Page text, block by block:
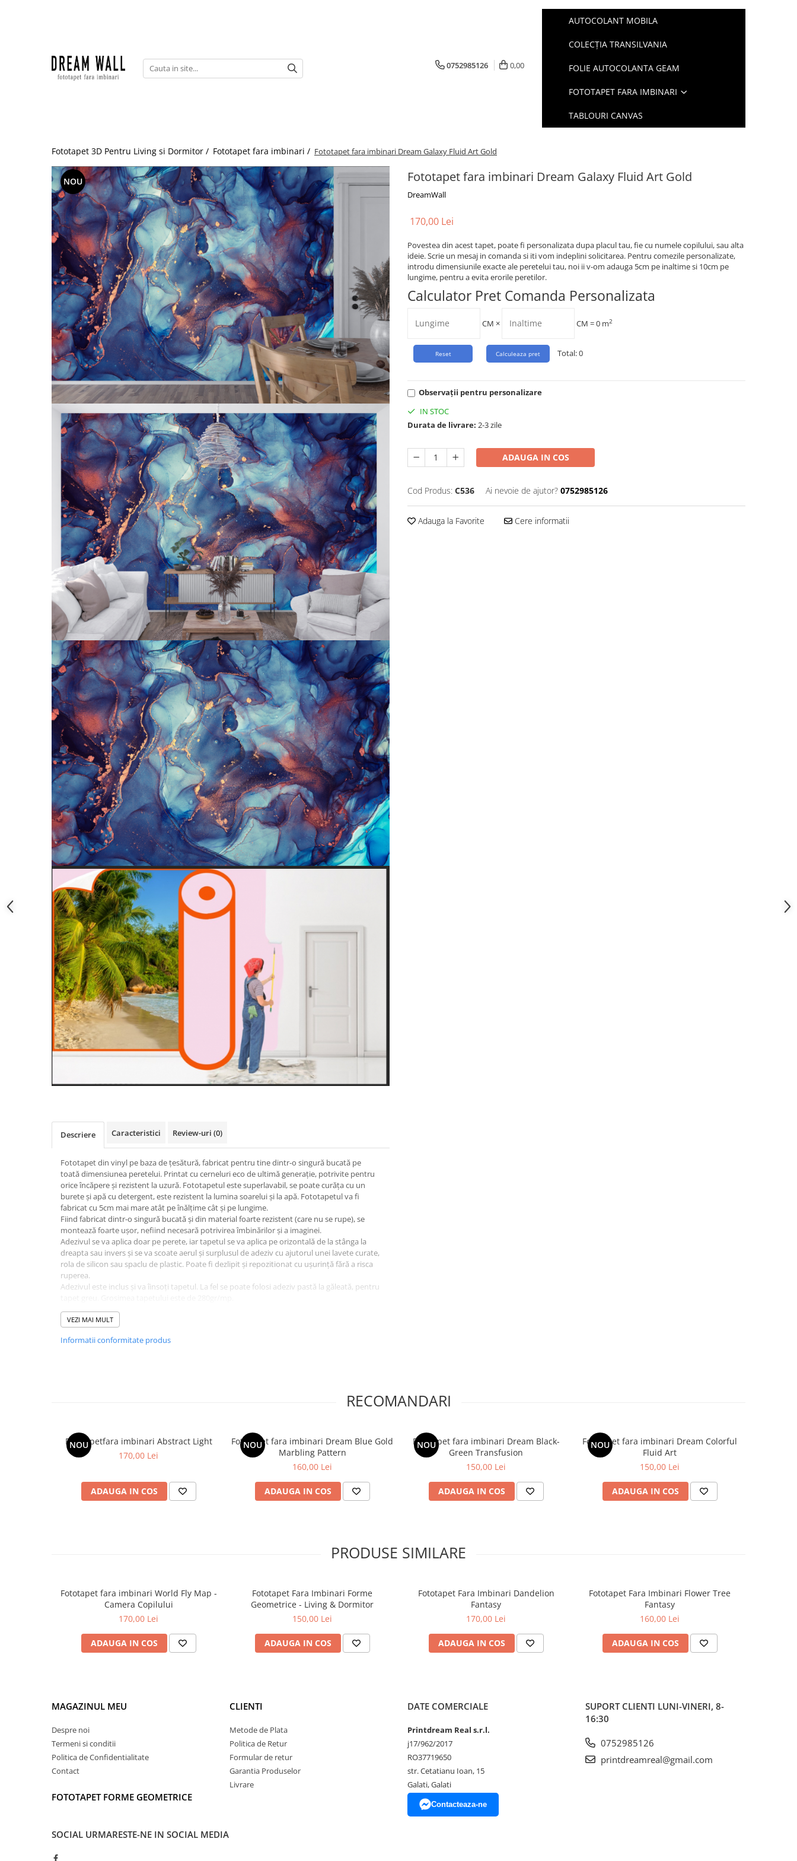
Fototapet 3D
Watercolor
0752985126 0,00
AUTOCOLANT MOBILA
COLECȚIA TRANSILVANIA
FOLIE AUTOCOLANTA GEAM
FOTOTAPET FARA IMBINARI
TABLOURI CANVAS
Fototapet 3D Pentru Living si Dormitor / Fototapet fara imbinari / Fototapet fara imbinari Dream Galaxy Fluid Art Gold
NOU Fototapet fara imbinari Dream Galaxy Fluid Art Gold
DreamWall
170,00 Lei
Povestea din acest tapet, poate fi personalizata dupa placul tau, fie cu numele copilului, sau alta
ideie. Scrie un mesaj in comanda si iti vom indeplini solicitarea. Pentru comezile personalizate,
introdu dimensiunile exacte ale peretelui tau, noi ii v-om adauga 5cm pe inaltime si 10cm pe
lungime, pentru a evita erorile peretilor.
Calculator Pret Comanda Personalizata
CM × CM =0 m2
Total:0
Observații pentru personalizare
IN STOC
Durata de livrare: 2-3 zile
ADAUGA IN COS
Cod Produs: C536 Ai nevoie de ajutor? 0752985126
Adauga la Favorite Cere informatii
Descriere Caracteristici Review-uri (0)
Fototapet din vinyl pe baza de țesătură, fabricat pentru tine dintr-o singură bucată pe
toată dimensiunea peretelui. Printat cu cerneluri eco de ultimă generație, potrivite pentru
orice încăpere și rezistent la uzură. Fototapetul este superlavabil, se poate curăța cu un
burete și apă cu detergent, este rezistent la lumina soarelui și la apă. Fototapetul va fi
fabricat cu 5cm mai mare atât pe înălțime cât și pe lungime.
Fiind fabricat dintr-o singură bucată și din material foarte rezistent (care nu se rupe), se
montează foarte ușor, nefiind necesară potrivirea îmbinărilor și a imaginei.
Adezivul se va aplica doar pe perete, iar tapetul se va aplica pe orizontală de la stânga la
dreapta sau invers și se va scoate aerul și surplusul de adeziv cu ajutorul unei lavete curate,
rola de silicon sau spaclu de plastic. Poate fi dezlipit și repozitionat cu ușurință fără a risca
ruperea.
Adezivul este inclus și va îinsoți tapetul. La fel se poate folosi adeziv pastă la găleată, pentru
VEZI MAI MULT
Informatii conformitate produs
RECOMANDARI
NOU
Fototapetfara imbinari Abstract Light
170,00 Lei
ADAUGA IN COS
NOU
Fototapet fara imbinari Dream Blue Gold
Marbling Pattern
160,00 Lei
ADAUGA IN COS
NOU
Fototapet fara imbinari Dream Black-
Green Transfusion
150,00 Lei
ADAUGA IN COS
NOU
Fototapet fara imbinari Dream Colorful
Fluid Art
150,00 Lei
ADAUGA IN COS
PRODUSE SIMILARE
Fototapet fara imbinari World Fly Map -
Camera Copilului
170,00 Lei
ADAUGA IN COS
Fototapet Fara Imbinari Forme
Geometrice - Living & Dormitor
150,00 Lei
ADAUGA IN COS
Fototapet Fara Imbinari Dandelion
Fantasy
170,00 Lei
ADAUGA IN COS
Fototapet Fara Imbinari Flower Tree
Fantasy
160,00 Lei
ADAUGA IN COS
MAGAZINUL MEU
Despre noi
Termeni si conditii
Politica de Confidentialitate
Contact
FOTOTAPET FORME GEOMETRICE
CLIENTI
Metode de Plata
Politica de Retur
Formular de retur
Garantia Produselor
Livrare
DATE COMERCIALE
Printdream Real s.r.l.
j17/962/2017
RO37719650
str. Cetatianu Ioan, 15
Galati, Galati
Contacteaza-ne
SUPORT CLIENTI LUNI-VINERI, 8-
16:30
0752985126
printdreamreal@gmail.com
SOCIAL URMARESTE-NE IN SOCIAL MEDIA